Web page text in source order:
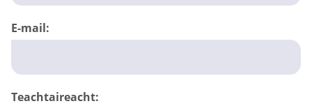
E-mail:
Teachtaireacht: